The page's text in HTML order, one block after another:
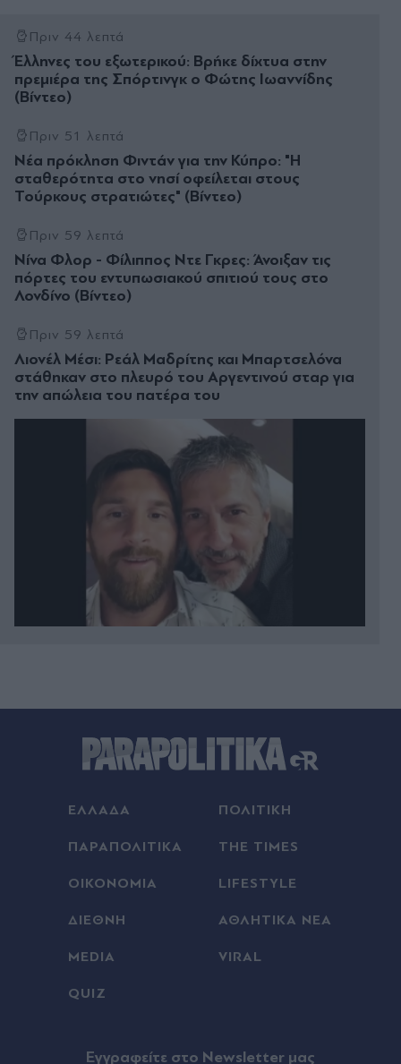
Πριν 44 λεπτά
Έλληνες του εξωτερικού: Βρήκε δίχτυα στην
πρεμιέρα της Σπόρτινγκ ο Φώτης Ιωαννίδης
(Βίντεο)
Πριν 51 λεπτά
Νέα πρόκληση Φιντάν για την Κύπρο: "Η
σταθερότητα στο νησί οφείλεται στους
Τούρκους στρατιώτες" (Βίντεο)
Πριν 59 λεπτά
Νίνα Φλορ - Φίλιππος Ντε Γκρες: Άνοιξαν τις
πόρτες του εντυπωσιακού σπιτιού τους στο
Λονδίνο (Βίντεο)
Πριν 59 λεπτά
Λιονέλ Μέσι: Ρεάλ Μαδρίτης και Μπαρτσελόνα
στάθηκαν στο πλευρό του Αργεντινού σταρ για
την απώλεια του πατέρα του
08.08.2026 23:34
αναστροφή ΙΧ - Συγκρούστηκε με μηχανή της
Μυστράς: "Ήταν λάθος η συμπεριφορά μου" - Τι
του στον καταψύκτη (Βίντεο)
Αντίπαλος Παναθηναϊκού: Πήρε το ντέρμπι με...
ΕΛΛΑΔΑ ΠΟΛΙΤΙΚΗ
ΠΑΡΑΠΟΛΙΤΙΚΑ THE TIMES
ΟΙΚΟΝΟΜΙΑ LIFESTYLE
ΔΙΕΘΝΗ ΑΘΛΗΤΙΚΑ ΝΕΑ
MEDIA VIRAL
QUIZ
Eγγραφείτε στο Newsletter μας